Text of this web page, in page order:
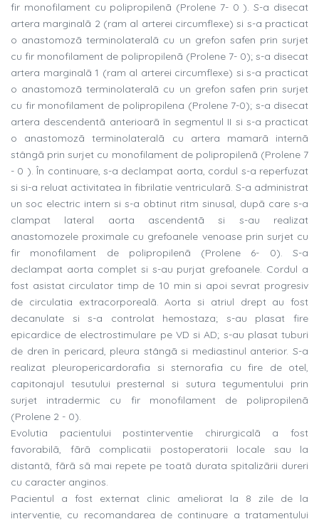
fir monofilament cu polipropilenã (Prolene 7- 0 ). S-a disecat
artera marginalã 2 (ram al arterei circumflexe) si s-a practicat
o anastomozã terminolateralã cu un grefon safen prin surjet
cu fir monofilament de polipropilenã (Prolene 7- 0); s-a disecat
artera marginalã 1 (ram al arterei circumflexe) si s-a practicat
o anastomozã terminolateralã cu un grefon safen prin surjet
cu fir monofilament de polipropilena (Prolene 7-0); s-a disecat
artera descendentã anterioarã în segmentul II si s-a practicat
o anastomozã terminolateralã cu artera mamarã internã
stângã prin surjet cu monofilament de polipropilenã (Prolene 7
- 0 ). În continuare, s-a declampat aorta, cordul s-a reperfuzat
si si-a reluat activitatea în fibrilatie ventricularã. S-a administrat
un soc electric intern si s-a obtinut ritm sinusal, dupã care s-a
clampat lateral aorta ascendentã si s-au realizat
anastomozele proximale cu grefoanele venoase prin surjet cu
fir monofilament de polipropilenã (Prolene 6- 0). S-a
declampat aorta complet si s-au purjat grefoanele. Cordul a
fost asistat circulator timp de 10 min si apoi sevrat progresiv
de circulatia extracorporealã. Aorta si atriul drept au fost
decanulate si s-a controlat hemostaza; s-au plasat fire
epicardice de electrostimulare pe VD si AD; s-au plasat tuburi
de dren în pericard, pleura stângã si mediastinul anterior. S-a
realizat pleuropericardorafia si sternorafia cu fire de otel,
capitonajul tesutului presternal si sutura tegumentului prin
surjet intradermic cu fir monofilament de polipropilenã
(Prolene 2 - 0).
Evolutia pacientului postinterventie chirurgicalã a fost
favorabilã, fãrã complicatii postoperatorii locale sau la
distantã, fãrã sã mai repete pe toatã durata spitalizãrii dureri
cu caracter anginos.
Pacientul a fost externat clinic ameliorat la 8 zile de la
interventie, cu recomandarea de continuare a tratamentului